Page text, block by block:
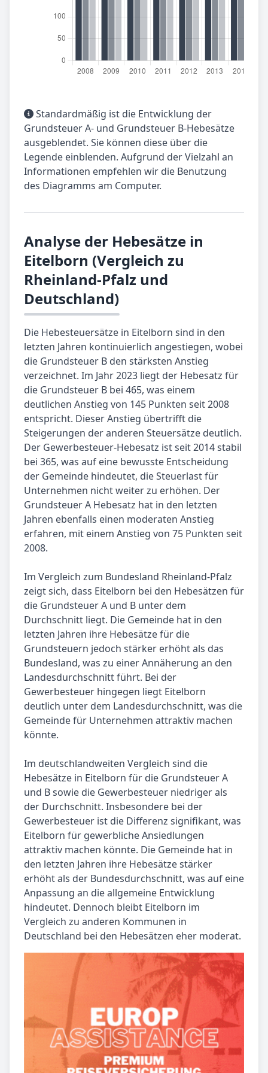
Standardmäßig ist die Entwicklung der
Grundsteuer A- und Grundsteuer B-Hebesätze
ausgeblendet. Sie können diese über die
Legende einblenden. Aufgrund der Vielzahl an
Informationen empfehlen wir die Benutzung
des Diagramms am Computer.
Analyse der Hebesätze in
Eitelborn (Vergleich zu
Rheinland-Pfalz und
Deutschland)
Die Hebesteuersätze in Eitelborn sind in den
letzten Jahren kontinuierlich angestiegen, wobei
die Grundsteuer B den stärksten Anstieg
verzeichnet. Im Jahr 2023 liegt der Hebesatz für
die Grundsteuer B bei 465, was einem
deutlichen Anstieg von 145 Punkten seit 2008
entspricht. Dieser Anstieg übertrifft die
Steigerungen der anderen Steuersätze deutlich.
Der Gewerbesteuer-Hebesatz ist seit 2014 stabil
bei 365, was auf eine bewusste Entscheidung
der Gemeinde hindeutet, die Steuerlast für
Unternehmen nicht weiter zu erhöhen. Der
Grundsteuer A Hebesatz hat in den letzten
Jahren ebenfalls einen moderaten Anstieg
erfahren, mit einem Anstieg von 75 Punkten seit
2008.
Im Vergleich zum Bundesland Rheinland-Pfalz
zeigt sich, dass Eitelborn bei den Hebesätzen für
die Grundsteuer A und B unter dem
Durchschnitt liegt. Die Gemeinde hat in den
letzten Jahren ihre Hebesätze für die
Grundsteuern jedoch stärker erhöht als das
Bundesland, was zu einer Annäherung an den
Landesdurchschnitt führt. Bei der
Gewerbesteuer hingegen liegt Eitelborn
deutlich unter dem Landesdurchschnitt, was die
Gemeinde für Unternehmen attraktiv machen
könnte.
Im deutschlandweiten Vergleich sind die
Hebesätze in Eitelborn für die Grundsteuer A
und B sowie die Gewerbesteuer niedriger als
der Durchschnitt. Insbesondere bei der
Gewerbesteuer ist die Differenz signifikant, was
Eitelborn für gewerbliche Ansiedlungen
attraktiv machen könnte. Die Gemeinde hat in
den letzten Jahren ihre Hebesätze stärker
erhöht als der Bundesdurchschnitt, was auf eine
Anpassung an die allgemeine Entwicklung
hindeutet. Dennoch bleibt Eitelborn im
Vergleich zu anderen Kommunen in
Deutschland bei den Hebesätzen eher moderat.